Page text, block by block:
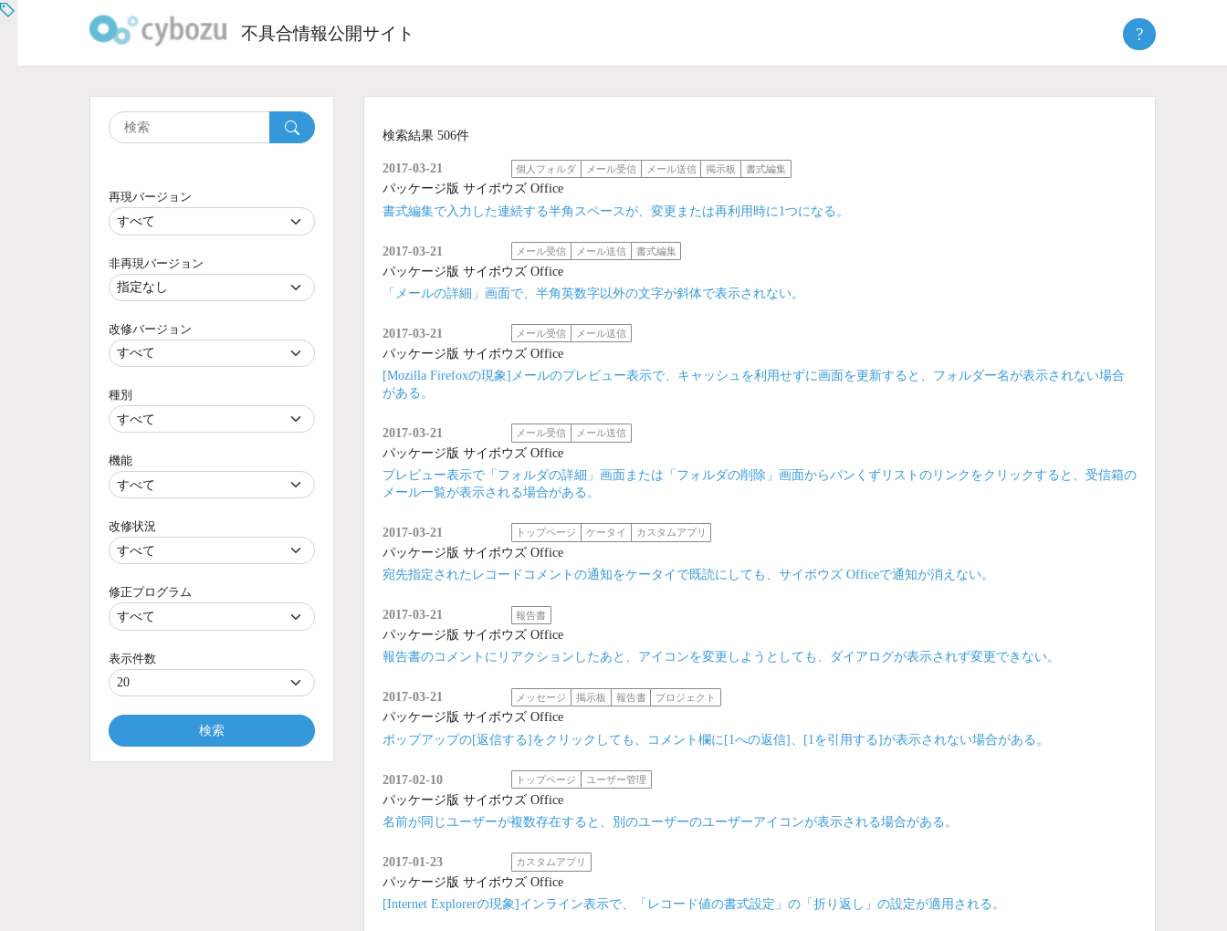
不具合情報公開サイト ?
検索結果 506件
2017-03-21 個人フォルダ メール受信 メール送信 掲示板 書式編集
パッケージ版 サイボウズ Office
書式編集で入力した連続する半角スペースが、変更または再利用時に1つになる。
2017-03-21 メール受信 メール送信 書式編集
パッケージ版 サイボウズ Office
「メールの詳細」画面で、半角英数字以外の文字が斜体で表示されない。
2017-03-21 メール受信 メール送信
パッケージ版 サイボウズ Office
[Mozilla Firefoxの現象]メールのプレビュー表示で、キャッシュを利用せずに画面を更新すると、フォルダー名が表示されない場合
がある。
2017-03-21 メール受信 メール送信
パッケージ版 サイボウズ Office
プレビュー表示で「フォルダの詳細」画面または「フォルダの削除」画面からパンくずリストのリンクをクリックすると、受信箱の
メール一覧が表示される場合がある。
2017-03-21 トップページ ケータイ カスタムアプリ
パッケージ版 サイボウズ Office
宛先指定されたレコードコメントの通知をケータイで既読にしても、サイボウズ Officeで通知が消えない。
2017-03-21 報告書
パッケージ版 サイボウズ Office
報告書のコメントにリアクションしたあと、アイコンを変更しようとしても、ダイアログが表示されず変更できない。
2017-03-21 メッセージ 掲示板 報告書 プロジェクト
パッケージ版 サイボウズ Office
ポップアップの[返信する]をクリックしても、コメント欄に[1への返信]、[1を引用する]が表示されない場合がある。
2017-02-10 トップページ ユーザー管理
パッケージ版 サイボウズ Office
名前が同じユーザーが複数存在すると、別のユーザーのユーザーアイコンが表示される場合がある。
2017-01-23 カスタムアプリ
パッケージ版 サイボウズ Office
[Internet Explorerの現象]インライン表示で、「レコード値の書式設定」の「折り返し」の設定が適用される。
再現バージョン
非再現バージョン
改修バージョン
種別
機能
改修状況
修正プログラム
表示件数
検索